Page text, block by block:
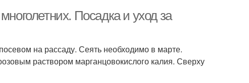
Посадка и уход за
на рассаду. Сеять необходимо в марте.
раствором марганцовокислого калия. Сверху